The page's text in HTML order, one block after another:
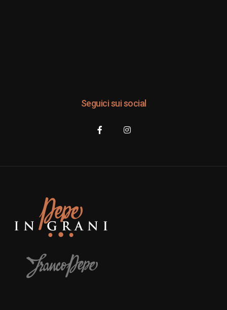
Seguici sui social